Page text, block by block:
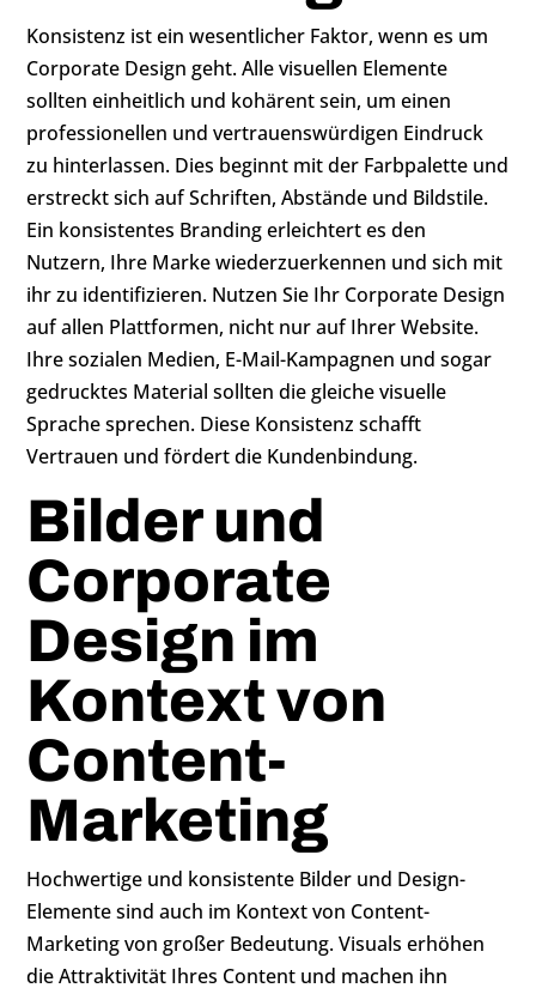
Konsistenz ist ein wesentlicher Faktor, wenn es um
Corporate Design geht. Alle visuellen Elemente
sollten einheitlich und kohärent sein, um einen
professionellen und vertrauenswürdigen Eindruck
zu hinterlassen. Dies beginnt mit der Farbpalette und
erstreckt sich auf Schriften, Abstände und Bildstile.
Ein konsistentes Branding erleichtert es den
Nutzern, Ihre Marke wiederzuerkennen und sich mit
ihr zu identifizieren. Nutzen Sie Ihr Corporate Design
auf allen Plattformen, nicht nur auf Ihrer Website.
Ihre sozialen Medien, E-Mail-Kampagnen und sogar
gedrucktes Material sollten die gleiche visuelle
Sprache sprechen. Diese Konsistenz schafft
Vertrauen und fördert die Kundenbindung.
Bilder und
Corporate
Design im
Kontext von
Content-
Marketing
Hochwertige und konsistente Bilder und Design-
Elemente sind auch im Kontext von Content-
Marketing von großer Bedeutung. Visuals erhöhen
die Attraktivität Ihres Content und machen ihn